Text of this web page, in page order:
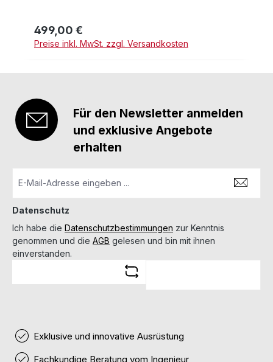
Regulärer Preis:
499,00 €
Preise inkl. MwSt. zzgl. Versandkosten
Für den Newsletter anmelden
und exklusive Angebote
erhalten
Datenschutz
Ich habe die Datenschutzbestimmungen zur Kenntnis
genommen und die AGB gelesen und bin mit ihnen
einverstanden.
Exklusive und innovative Ausrüstung
Fachkundige Beratung vom Ingenieur